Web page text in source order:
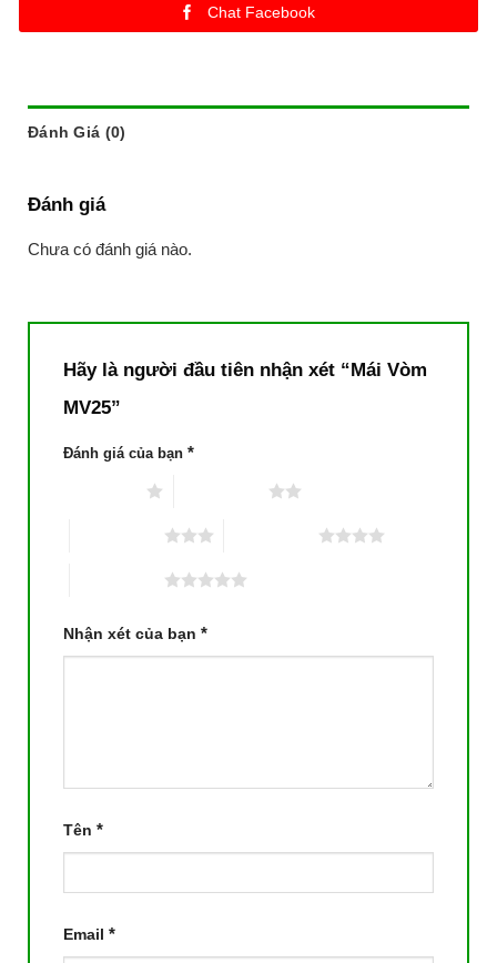
Chat Facebook
Đánh Giá (0)
Đánh giá
Chưa có đánh giá nào.
Hãy là người đầu tiên nhận xét “Mái Vòm
MV25”
Đánh giá của bạn *
Nhận xét của bạn *
Tên *
Email *